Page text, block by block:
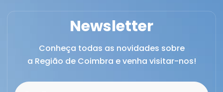
Newsletter
Conheça todas as novidades sobre
a Região de Coimbra e venha visitar-nos!